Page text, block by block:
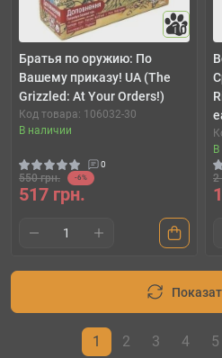
10
Братья по оружию: По
Вашему приказу! UA (The
Grizzled: At Your Orders!)
Код товара: 106032-30
В наличии
0
550 грн. -6%
517 грн.
2
1 2 3 4 5